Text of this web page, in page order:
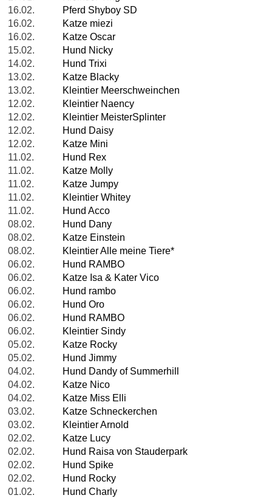
16.02.
Pferd Shyboy SD
16.02.
Katze miezi
16.02.
Katze Oscar
15.02.
Hund Nicky
14.02.
Hund Trixi
13.02.
Katze Blacky
13.02.
Kleintier Meerschweinchen
12.02.
Kleintier Naency
12.02.
Kleintier MeisterSplinter
12.02.
Hund Daisy
12.02.
Katze Mini
11.02.
Hund Rex
11.02.
Katze Molly
11.02.
Katze Jumpy
11.02.
Kleintier Whitey
11.02.
Hund Acco
08.02.
Hund Dany
08.02.
Katze Einstein
08.02.
Kleintier Alle meine Tiere*
06.02.
Hund RAMBO
06.02.
Katze Isa & Kater Vico
06.02.
Hund rambo
06.02.
Hund Oro
06.02.
Hund RAMBO
06.02.
Kleintier Sindy
05.02.
Katze Rocky
05.02.
Hund Jimmy
04.02.
Hund Dandy of Summerhill
04.02.
Katze Nico
04.02.
Katze Miss Elli
03.02.
Katze Schneckerchen
03.02.
Kleintier Arnold
02.02.
Katze Lucy
02.02.
Hund Raisa von Stauderpark
02.02.
Hund Spike
02.02.
Hund Rocky
01.02.
Hund Charly